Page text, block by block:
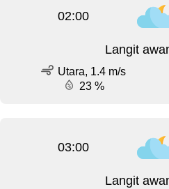
02:00
Langit
Utara, 1.4 m/s
23 %
03:00
Langit